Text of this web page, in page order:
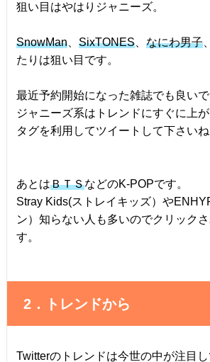
狙い目はやはりジャニーズ。
SnowMan、 SixTONES、 なにわ男子、
たりは狙い目です。
最近予約開始になった雑誌でも良いで
ジャニーズ系はトレンドにすぐに上
タグを利用してツイートして下さいね
あとはＢＴＳなどのK-POPです。
Stray Kids(ストレイキッズ）や
ン）知らない人も多いのでクリック
す。
2．トレンドから
Twitterのトレンドは今世の中が注目